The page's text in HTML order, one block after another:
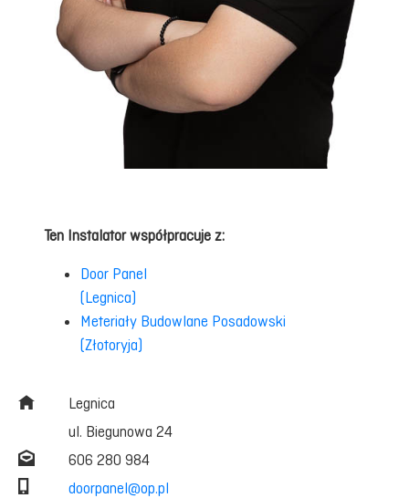
Ten Instalator współpracuje z:
Door Panel
(Legnica)
Meteriały Budowlane Posadowski
(Złotoryja)
Legnica
ul. Biegunowa 24
606 280 984
doorpanel@op.pl